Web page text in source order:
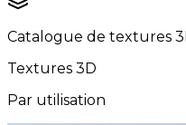
Catalogue de textures
Textures 3D
Par utilisation